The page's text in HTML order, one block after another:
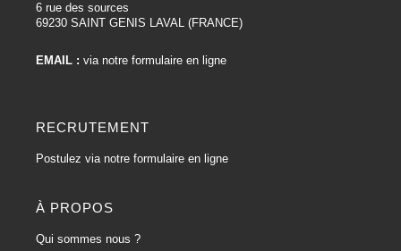
6 rue des sources
69230 SAINT GENIS LAVAL (FRANCE)
EMAIL : via notre formulaire en ligne
RECRUTEMENT
Postulez via notre formulaire en ligne
À PROPOS
Qui sommes nous ?